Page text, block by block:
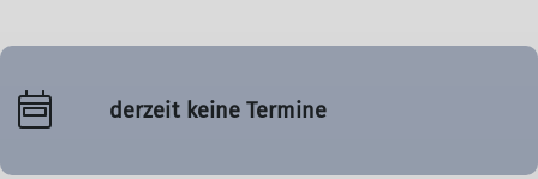
derzeit keine Termine